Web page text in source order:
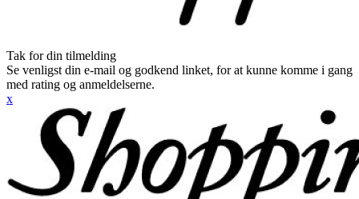
Tak for din tilmelding
Se venligst din e-mail og godkend linket, for at kunne komme i gang
med rating og anmeldelserne.
x